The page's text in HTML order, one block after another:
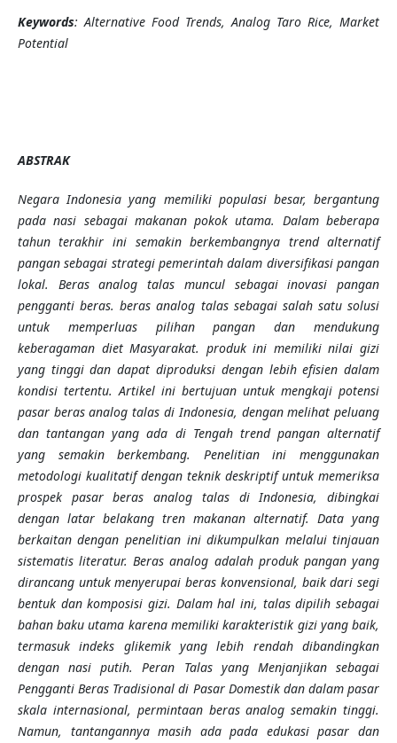
Keywords: Alternative Food Trends, Analog Taro Rice, Market
Potential
ABSTRAK
Negara Indonesia yang memiliki populasi besar, bergantung
pada nasi sebagai makanan pokok utama. Dalam beberapa
tahun terakhir ini semakin berkembangnya trendalternatif
pangan sebagai strategi pemerintah dalam diversifikasi pangan
lokal. Beras analog talas muncul sebagai inovasi pangan
pengganti beras. beras analog talas sebagai salah satu solusi
untuk memperluas pilihan pangan dan mendukung
keberagaman diet Masyarakat. produk ini memiliki nilai gizi
yang tinggi dan dapat diproduksi dengan lebih efisien dalam
kondisi tertentu. Artikel ini bertujuan untuk mengkaji potensi
pasar beras analog talas di Indonesia, dengan melihat peluang
dan tantangan yang ada di Tengah trendpangan alternatif
yang semakin berkembang. Penelitian ini menggunakan
metodologi kualitatif dengan teknik deskriptif untuk memeriksa
prospek pasar beras analog talas di Indonesia, dibingkai
dengan latar belakang tren makanan alternatif. Data yang
berkaitan dengan penelitian ini dikumpulkan melalui tinjauan
sistematis literatur. Beras analog adalah produk pangan yang
dirancang untuk menyerupai beras konvensional, baik dari segi
bentuk dan komposisi gizi. Dalam hal ini, talas dipilih sebagai
bahan baku utama karena memiliki karakteristik gizi yang baik,
termasuk indeks glikemik yang lebih rendah dibandingkan
dengan nasi putih. Peran Talas yang Menjanjikan sebagai
Pengganti Beras Tradisional di Pasar Domestik dan dalam pasar
skala internasional, permintaan beras analog semakin tinggi.
Namun, tantangannya masih ada pada edukasi pasar dan